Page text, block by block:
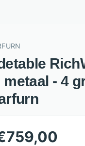
metaal - 4
759,00